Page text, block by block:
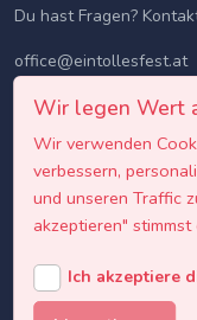
Du hast Fragen?
office@eintollesfest.at
Wir legen Wert
Wir verwenden
verbessern,
und unseren Traffic
akzeptieren"
Ich akzeptiere